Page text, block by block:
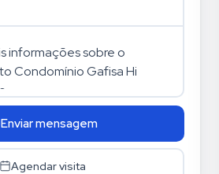
Enviar mensagem
Agendar visita